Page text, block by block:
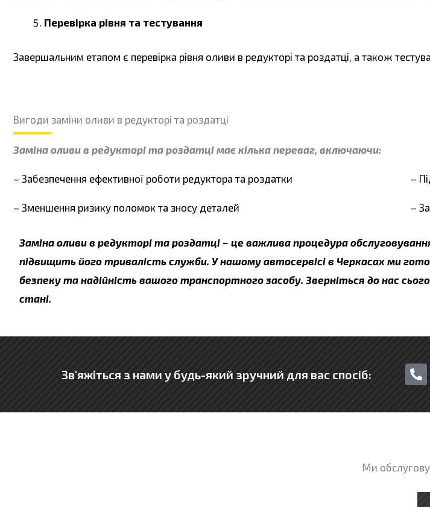
Перевірка рівня та тестування
Завершальним етапом є перевірка рівня оливи в редукторі та роздатці, а також
Вигоди заміни оливи в редукторі та роздатці
Заміна оливи в редукторі та роздатці має кілька переваг, включаючи:
– Забезпечення ефективної роботи редуктора та роздатки
– Зменшення ризику поломок та зносу деталей
–
–
Заміна оливи в редукторі та роздатці – це важлива процедура
підвищить його тривалість служби. У нашому автосервісі в Черкасах ми
безпеку та надійність вашого транспортного засобу. Зверніться до нас
стані.
Зв'яжіться з нами у будь-який зручний для вас спосіб:
h
o
e
t
Ми